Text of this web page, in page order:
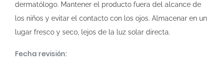
dermatólogo. Mantener el producto fuera del alcance de
los niños y evitar el contacto con los ojos. Almacenar en un
lugar fresco y seco, lejos de la luz solar directa.
Fecha revisión: